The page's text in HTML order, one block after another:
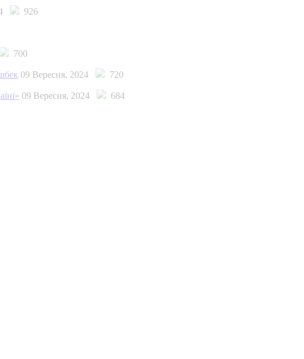
926
700
09 Вересня, 2024 720
09 Вересня, 2024 684